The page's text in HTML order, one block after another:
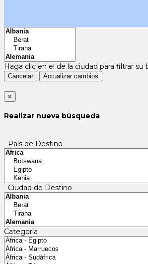
Haga clic en el de la ciudad para filtrar su
Cancelar Actualizar cambios
×
Realizar nueva búsqueda
País de Destino
Ciudad de Destino
Categoría